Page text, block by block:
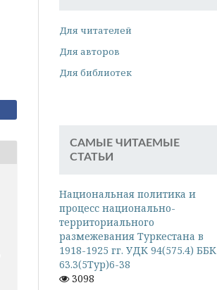
Для читателей
Для авторов
Для библиотек
САМЫЕ ЧИТАЕМЫЕ
СТАТЬИ
Национальная политика и
процесс национально-
территориального
размежевания Туркестана в
1918-1925 гг. УДК 94(575.4) ББК
63.3(5Тур)6-38
3098